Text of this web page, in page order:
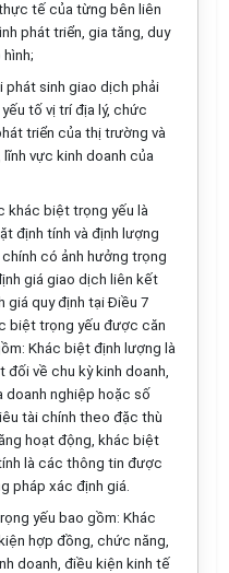
tế của từng bên liên
phát triển, gia tăng, duy
phát sinh giao dịch phải
tố vị trí địa lý, chức
triển của thị trường và
vực kinh doanh của
khác biệt trọng yếu là
định tính và định lượng
có ảnh hưởng trọng
giá giao dịch liên kết
giá quy định tại Điều 7
biệt trọng yếu được căn
Khác biệt định lượng là
về chu kỳ kinh doanh,
doanh nghiệp hoặc số
tài chính theo đặc thù
hoạt động, khác biệt
là các thông tin được
pháp xác định giá.
yếu bao gồm: Khác
hợp đồng, chức năng,
doanh, điều kiện kinh tế